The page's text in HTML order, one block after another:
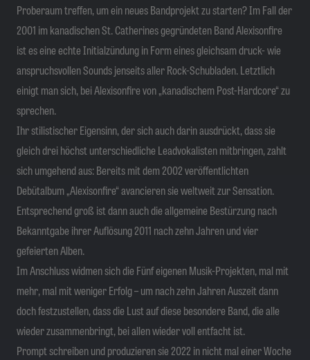
Proberaum treffen, um ein neues Bandprojekt zu starten? Im Fall der
2001 im kanadischen St. Catherines gegründeten Band Alexisonfire
ist es eine echte Initialzündung in Form eines gleichsam druck- wie
anspruchsvollen Sounds jenseits aller Rock-Schubladen. Letztlich
einigt man sich, bei Alexisonfire von „kanadischem Post-Hardcore“ zu
sprechen.
Ihr stilistischer Eigensinn, der sich auch darin ausdrückt, dass sie
gleich drei höchst unterschiedliche Leadvokalisten mitbringen, zahlt
sich umgehend aus: Bereits mit dem 2002 veröffentlichten
Debütalbum „Alexisonfire“ avancieren sie weltweit zur Sensation.
Entsprechend groß ist dann auch die allgemeine Bestürzung nach
Bekanntgabe ihrer Auflösung 2011 nach zehn Jahren und vier
gefeierten Alben.
Im Anschluss widmen sich die Fünf eigenen Musik-Projekten, mal mit
mehr, mal mit weniger Erfolg – um nach zehn Jahren Auszeit dann
doch festzustellen, dass die Lust auf diese besondere Band, die alle
wieder zusammenbringt, bei allen wieder voll entfacht ist.
Prompt schreiben und produzieren sie 2022 in nicht mal einer Woche